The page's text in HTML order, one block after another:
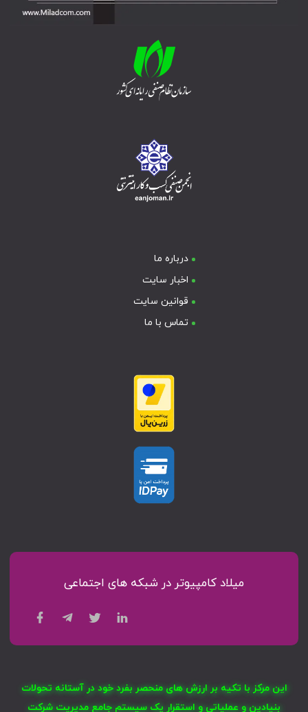
درباره ما
اخبار سایت
قوانین سایت
تماس با ما
میلاد کامپیوتر در شبکه های اجتماعی
این مرکز با تکیه بر ارزش های منحصر بفرد خود در آستانه تحولات
بنیادین و عملیاتی و استقرار یک سیستم جامع مدیریت شرکت